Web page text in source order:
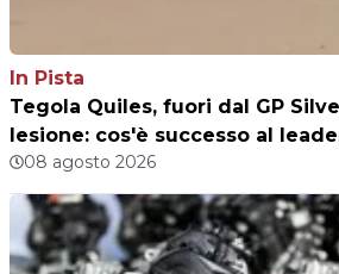
In Pista
Tegola Quiles, fuori dal GP
lesione: cos'è successo al
08 agosto 2026